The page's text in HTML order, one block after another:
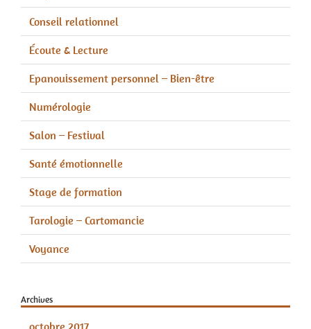
Conseil relationnel
Écoute & Lecture
Epanouissement personnel – Bien-être
Numérologie
Salon – Festival
Santé émotionnelle
Stage de formation
Tarologie – Cartomancie
Voyance
Archives